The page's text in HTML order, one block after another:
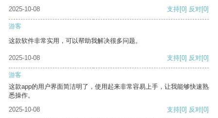
2025-10-08 支持[0] 反对[0]
游客
这款软件非常实用，可以帮助我解决很多问题。
2025-10-08 支持[0] 反对[0]
游客
这款app的用户界面简洁明了，使用起来非常容易上手，让我能够快速熟
悉操作。
2025-10-08
支持[0] 反对[0]